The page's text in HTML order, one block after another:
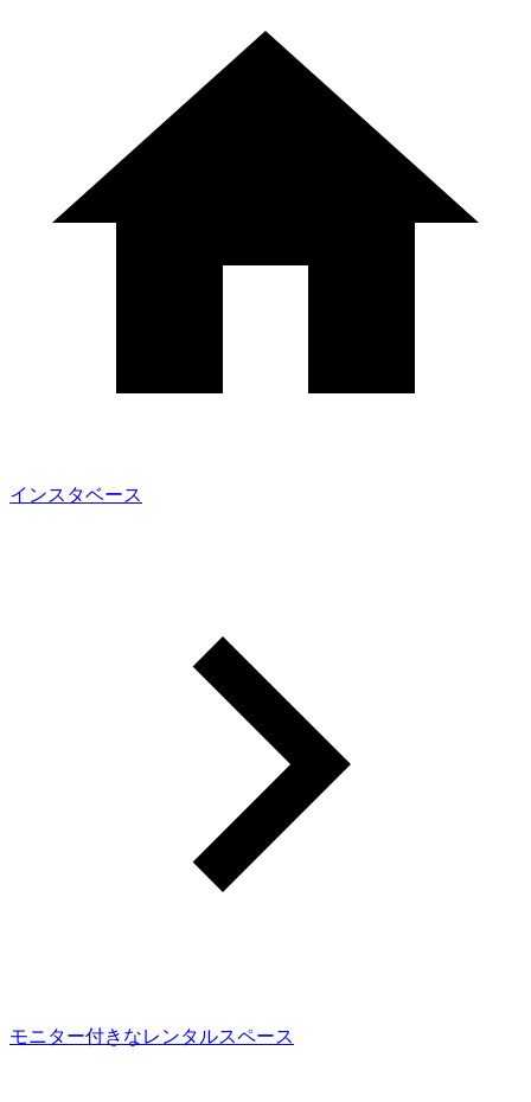
インスタベース
モニター付きなレンタルスペース